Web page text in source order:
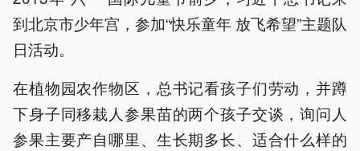
到北京市少年宫，参加“快乐童年 放飞希望”主题队
日活动。
在植物园农作物区，总书记看孩子们劳动，并蹲
下身子同移栽人参果苗的两个孩子交谈，询问人
参果主要产自哪里、生长期多长、适合什么样的